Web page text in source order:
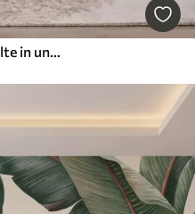
Piume delicate e vaporose avvolte in una foschia rosa-pesca dai riflessi luccicanti